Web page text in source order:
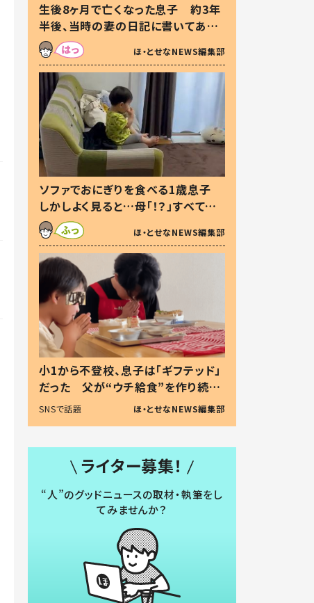
生後8ヶ月で亡くなった息子 約3年
半後、当時の妻の日記に書いてあっ
た本音とは
ほ・とせなNEWS編集部
ソファでおにぎりを食べる1歳息子
しかしよく見ると…母「！？」すべてを
察した母の投稿に「可愛いから許
す！」「現行犯〜」
ほ・とせなNEWS編集部
小1から不登校、息子は「ギフテッド」
だった 父が“ウチ給食”を作り続け
る理由とは #令和の親 #令和の子
SNSで話題 ほ・とせなNEWS編集部
ライター募集！
“人”のグッドニュースの取材・執筆をし
てみませんか？